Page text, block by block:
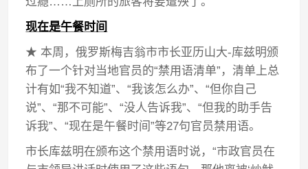
现在是午餐时间
★ 本周，俄罗斯梅吉翁市市长亚历山大-库兹明颁
布了一个针对当地官员的“禁用语清单”，清单上总
计有如“我不知道”、“我该怎么办”、“但你自己
说”、“那不可能”、“没人告诉我”、“但我的助手告
诉我”、“现在是午餐时间”等27句官员禁用语。
市长库兹明在颁布这个禁用语时说，“市政官员在